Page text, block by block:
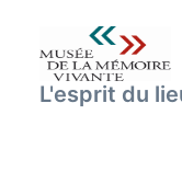
L'esprit du